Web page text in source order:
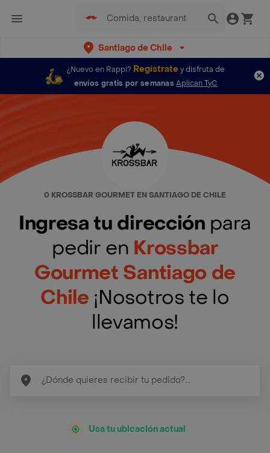
Santiago de Chile
¿Nuevo en Rappi? Regístratey disfruta de
envíos gratis por semanas Aplican TyC
0 KROSSBAR GOURMET EN SANTIAGO DE CHILE
Ingresa tu dirección para
pedir en Krossbar
Gourmet Santiago de
Chile ¡Nosotros te lo
llevamos!
Usa tu ubicación actual